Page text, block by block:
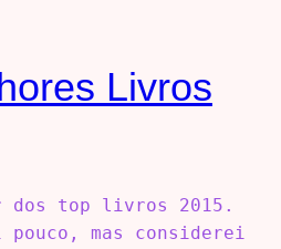
Livros
dos top livros 2015.
mas considerei